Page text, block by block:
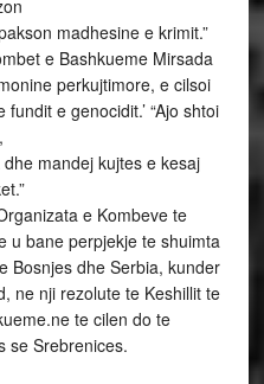
madhesine e krimit.”
e Bashkueme Mirsada
perkujtimore, e cilsoi
e genocidit.’ “Ajo shtoi
mandej kujtes e kesaj
e Kombeve te
u bane perpjekje te shuimta
Bosnjes dhe Serbia, kunder
ne nji rezolute te Keshillit te
te cilen do te
se Srebrenices.